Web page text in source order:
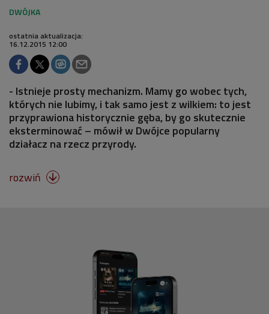
ostatnia aktualizacja:
16.12.2015 12:00
- Istnieje prosty mechanizm. Mamy go wobec tych,
których nie lubimy, i tak samo jest z wilkiem: to jest
przyprawiona historycznie gęba, by go skutecznie
eksterminować – mówił w Dwójce popularny
działacz na rzecz przyrody.
rozwiń 